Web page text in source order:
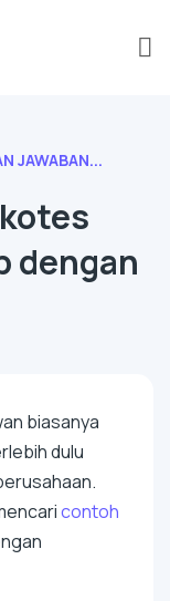
JAWABAN...
dengan
biasanya
dulu
contoh